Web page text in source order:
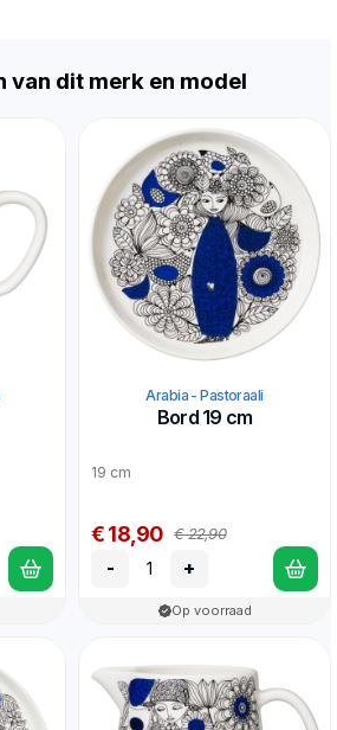
van dit merk en model
Arabia - Pastoraali
Bord 19 cm
19 cm
€ 18,90 € 22,90
- +
Op voorraad